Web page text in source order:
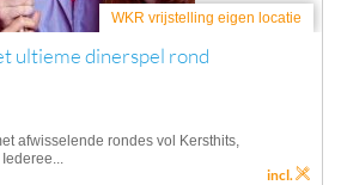
WKR vrijstelling eigen locatie
ultieme dinerspel rond
afwisselende rondes vol Kersthits,
incl.